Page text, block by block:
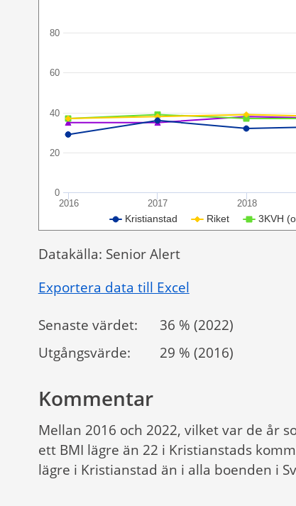
Kristianstad Riket 3KVH
2016 2017 2018
0
20
40
60
80
Datakälla: Senior Alert
Exportera data till Excel
Senaste värdet:
36 % (2022)
Utgångsvärde:
29 % (2016)
Kommentar
Mellan 2016 och 2022, vilket var de år
ett BMI lägre än 22 i Kristianstads
lägre i Kristianstad än i alla boenden i